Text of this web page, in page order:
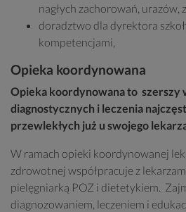
nagłych zachorowań, urazów,
doradztwo dla dyrektora
kompetencjami,
Opieka koordynowana
Opieka koordynowana to szerszy
diagnostycznych i leczenia
przewlekłych już u swojego
W ramach opieki koordynowanej
zdrowotnej współpracuje z
pielęgniarką POZ i dietetykiem.
diagnozowaniem, leczeniem i